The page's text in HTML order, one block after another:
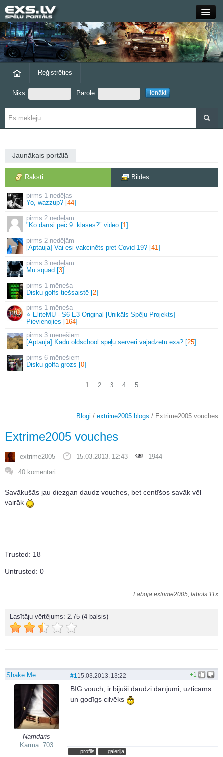
Close
Forums
Grupas
Reģistrēties
Niks: Parole:
Jaunākais portālā
Raksti Bildes
1 nedēļas
Yo, wazzup? [44]
2 nedēļām
"Ko darīsi pēc 9. klases?" video [1]
2 nedēļām
[Aptauja] Vai esi vakcinēts pret Covid-19? [41]
3 nedēļām
Mu squad [3]
1 mēneša
Disku golfs tiešsaistē [2]
1 mēneša
⭐ EliteMU - S6 E3 Original [Unikāls Spēļu Projekts] -
Pievienojies [164]
3 mēnešiem
[Aptauja] Kādu oldschool spēļu serveri vajadzētu exā? [25]
6 mēnešiem
Disku golfa grozs [0]
1 2 3 4 5
Blogi / extrime2005 blogs / Extrime2005 vouches
Extrime2005 vouches
extrime2005 15.03.2013. 12:43 1944
40 komentāri
Savākušās jau diezgan daudz vouches, bet centīšos savāk vēl
vairāk
Trusted: 18
Untrusted: 0
Laboja extrime2005, labots 11x
Lasītāju vērtējums: 2.75 (4 balsis)
Shake Me
Namdaris
Karma: 703
+1
#115.03.2013. 13:22
BIG vouch, ir bijuši daudzi darījumi, uzticams
un godīgs cilvēks
profils galerija